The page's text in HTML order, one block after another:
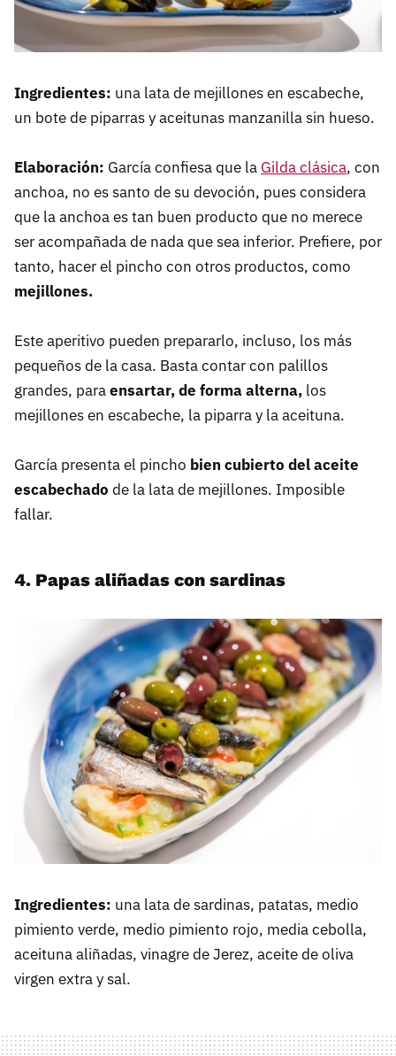
Ingredientes: una lata de mejillones en escabeche,
un bote de piparras y aceitunas manzanilla sin hueso.
Elaboración: García confiesa que la Gilda clásica, con
anchoa, no es santo de su devoción, pues considera
que la anchoa es tan buen producto que no merece
ser acompañada de nada que sea inferior. Prefiere, por
tanto, hacer el pincho con otros productos, como
mejillones.
Este aperitivo pueden prepararlo, incluso, los más
pequeños de la casa. Basta contar con palillos
grandes, paraensartar, de forma alterna, los
mejillones en escabeche, la piparra y la aceituna.
García presenta el pincho bien cubierto del aceite
escabechado de la lata de mejillones. Imposible
fallar.
4. Papas aliñadas con sardinas
Ingredientes: una lata de sardinas, patatas, medio
pimiento verde, medio pimiento rojo, media cebolla,
aceituna aliñadas, vinagre de Jerez, aceite de oliva
virgen extra y sal.